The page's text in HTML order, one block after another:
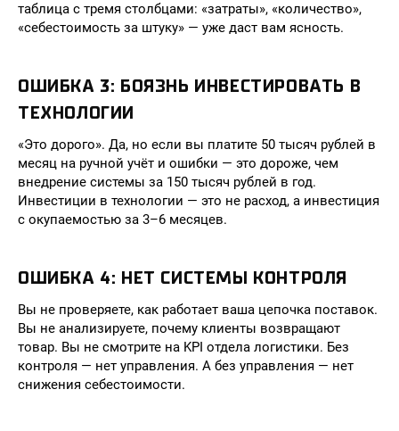
таблица с тремя столбцами: «затраты», «количество»,
«себестоимость за штуку» — уже даст вам ясность.
ОШИБКА 3: БОЯЗНЬ ИНВЕСТИРОВАТЬ В
ТЕХНОЛОГИИ
«Это дорого». Да, но если вы платите 50 тысяч рублей в
месяц на ручной учёт и ошибки — это дороже, чем
внедрение системы за 150 тысяч рублей в год.
Инвестиции в технологии — это не расход, а инвестиция
с окупаемостью за 3–6 месяцев.
ОШИБКА 4: НЕТ СИСТЕМЫ КОНТРОЛЯ
Вы не проверяете, как работает ваша цепочка поставок.
Вы не анализируете, почему клиенты возвращают
товар. Вы не смотрите на KPI отдела логистики. Без
контроля — нет управления. А без управления — нет
снижения себестоимости.